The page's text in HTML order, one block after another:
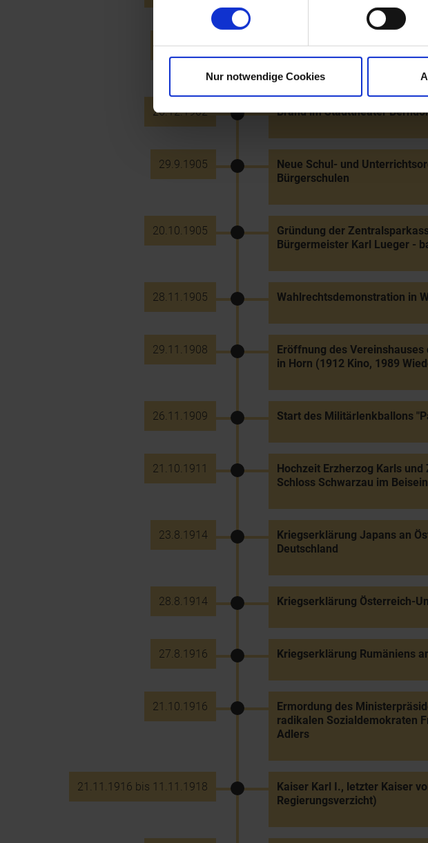
Nur notwendige Cookies
30.8.1901
Kaisermanöver im Raum
Teilnahme Kaiser Franz
26.12.1902 Brand im Stadttheater
29.9.1905
Neue Schul- und
Bürgerschulen
20.10.1905
Gründung der
Bürgermeister Karl Lueger -
28.11.1905 Wahlrechtsdemonstration in
29.11.1908
Eröffnung des
in Horn (1912 Kino, 1989
26.11.1909 Start des Militärlenkballons
21.10.1911
Hochzeit Erzherzog Karls
Schloss Schwarzau im
23.8.1914
Kriegserklärung Japans an
Deutschland
28.8.1914 Kriegserklärung Österreich-
27.8.1916 Kriegserklärung Rumäniens
21.10.1916
Ermordung des
radikalen Sozialdemokraten
Adlers
21.11.1916 bis 11.11.1918
Kaiser Karl I., letzter Kaiser
Regierungsverzicht)